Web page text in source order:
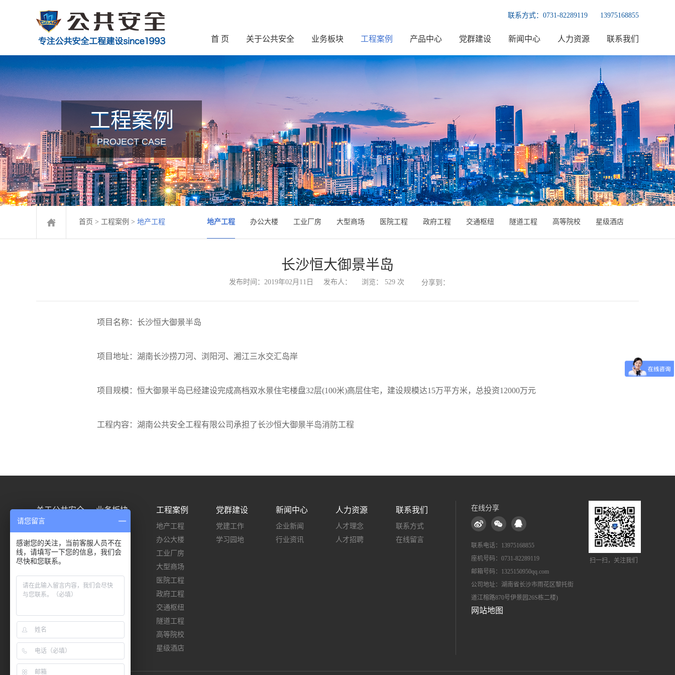
联系方式： 0731-82289119 13975168855
首 页 关于公共安全 业务板块 工程案例 产品中心 党群建设 新闻中心 人力资源 联系我们
工程案例
PROJECT CASE
首页 > 工程案例 > 地产工程 地产工程 办公大楼 工业厂房 大型商场 医院工程 政府工程 交通枢纽 隧道工程 高等院校 星级酒店
长沙恒大御景半岛
发布时间：2019年02月11日 发布人： 浏览： 529次 分享到：
项目名称：长沙恒大御景半岛
项目地址：湖南长沙捞刀河、浏阳河、湘江三水交汇岛岸
项目规模：恒大御景半岛已经建设完成高档双水景住宅楼盘32层(100米)高层住宅，建设规模达15万平方米，总投资12000万元
工程内容：湖南公共安全工程有限公司承担了长沙恒大御景半岛消防工程
关于公共安全
公司简介
企业荣誉
企业文化
团队建设
业务板块
设计类
工程案例
地产工程
办公大楼
工业厂房
大型商场
医院工程
政府工程
交通枢纽
隧道工程
高等院校
星级酒店
党群建设
党建工作
学习园地
新闻中心
企业新闻
行业资讯
人力资源
人才理念
人才招聘
联系我们
联系方式
在线留言
在线分享
联系电话：13975168855
座机号码：0731-82289119
邮箱号码：1325150950qq.com
公司地址：湖南省长沙市雨花区黎托街
道江榕路870号伊景园26S栋二楼)
网站地图
扫一扫，关注我们
请您留言
感谢您的关注，当前客服人员不在
线，请填写一下您的信息，我们会
尽快和您联系。